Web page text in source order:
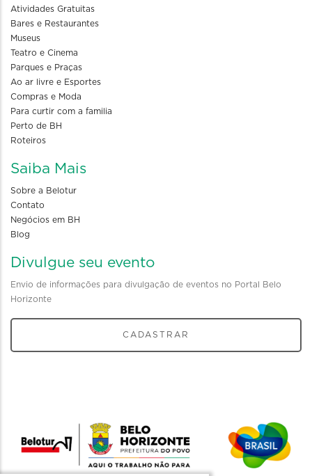
Atividades Gratuitas
Bares e Restaurantes
Museus
Teatro e Cinema
Parques e Praças
Ao ar livre e Esportes
Compras e Moda
Para curtir com a familia
Perto de BH
Roteiros
Saiba Mais
Sobre a Belotur
Contato
Negócios em BH
Blog
Divulgue seu evento
Envio de informações para divulgação de eventos no Portal Belo
Horizonte
CADASTRAR